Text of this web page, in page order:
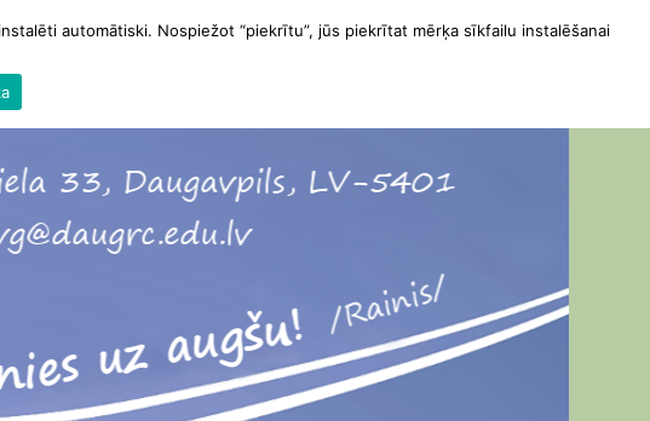
automātiski. Nospiežot “piekrītu”, jūs piekrītat mērķa sīkfailu instalēšanai